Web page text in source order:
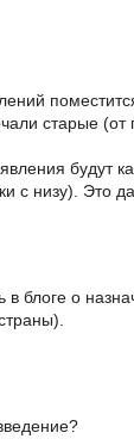
старые (от
будут
с низу). Это
в блоге о